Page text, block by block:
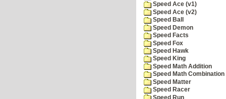
Speed Ace (v1)
Speed Ace (v2)
Speed Ball
Speed Demon
Speed Facts
Speed Fox
Speed Hawk
Speed King
Speed Math Addition
Speed Math Combination
Speed Matter
Speed Racer
Speed Run